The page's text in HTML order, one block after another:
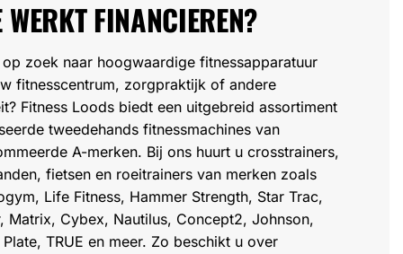
WERKT FINANCIEREN?
op zoek naar hoogwaardige fitnessapparatuur
fitnesscentrum, zorgpraktijk of andere
Fitness Loods biedt een uitgebreid assortiment
tweedehands fitnessmachines van
A-merken. Bij ons huurt u crosstrainers,
fietsen en roeitrainers van merken zoals
Life Fitness, Hammer Strength, Star Trac,
Matrix, Cybex, Nautilus, Concept2, Johnson,
TRUE en meer. Zo beschikt u over